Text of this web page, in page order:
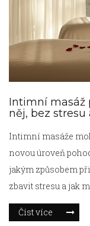
Intimní masáž
něj, bez stresu
Intimní masáže
novou úroveň
jakým způsobem
zbavit stresu a jak
partnery příjemná a
vytvoření správné
Číst více